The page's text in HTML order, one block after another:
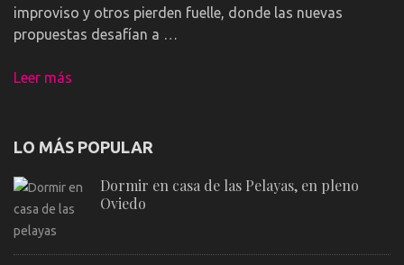
improviso y otros pierden fuelle, donde las nuevas
propuestas desafían a …
Leer más
LO MÁS POPULAR
Dormir en casa de las Pelayas, en pleno
Oviedo